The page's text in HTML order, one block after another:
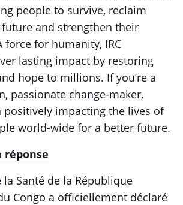
people to survive, reclaim
and strengthen their
force for humanity, IRC
lasting impact by restoring
hope to millions. If you’re a
passionate change-maker,
positively impacting the lives of
world-wide for a better future.
réponse
Santé de la République
Congo a officiellement déclaré